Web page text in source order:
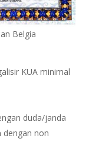
Belgia
KUA minimal
duda/janda
non